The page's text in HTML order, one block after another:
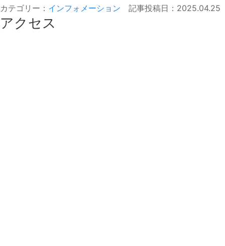
カテゴリー： インフォメーション 記事投稿日：2025.04.25
アクセス